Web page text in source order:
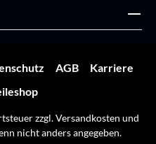
AGB
Karriere
zzgl.Versandkosten und
nicht anders angegeben.